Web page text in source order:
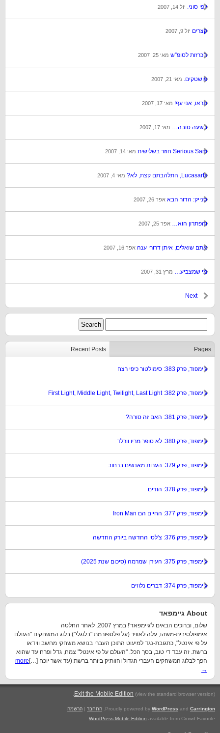
יופי סוני. יול 14, 2007
קצרים יול 9, 2007
הכרזות לסופ”ש מאי 25, 2007
פושטקים. מאי 21, 2007
תראו, אני עף! מאי 17, 2007
בשעה טובה… מאי 17, 2007
Serious Sam חוזר בשלישית מאי 14, 2007
Lucasarts, התלהבתם קצת, לא? מאי 4, 2007
סנייק: הדור הבא אפר 26, 2007
והפתרון הוא… אפר 25, 2007
אתם שואלים, איתן דרורי ענה אפר 16, 2007
מי שמצביע… מרץ 31, 2007
Next
Recent Posts Pages
גיימפוד, פרק 383: סימולטור כיפי רצח
גיימפוד, פרק 382: First Light, Middle Light, Twilight, Last Light
גיימפוד, פרק 381: האם זה סורה?
גיימפוד, פרק 380: לא סופר מריו וורלד
גיימפוד, פרק 379: הערות מאנשים ברחוב
גיימפוד, פרק 378: הודים
גיימפוד, פרק 377: החיים הם Iron Man
גיימפוד, פרק 376: צ'לסי החדשה ביורק החדשה
גיימפוד, פרק 375: העידן שמרמה (סיכום שנת 2025)
גיימפוד, פרק 374: דברים נלוזים
About גיימפאד
שלום, וברוכים הבאים ל'גיימפאד'! במרץ 2007, לאחר החלטה
אימפולסיבית-משהו, עלה לאוויר (על פלטפורמת "בלוגלי") בלוג המשחקים "העולם
על פי אינטל", כתגובת-נגד למיעוט התוכן העברי בנושא משחקי מחשב ווידאו
ברשת. זה עבד די טוב, בסך הכל. "העולם על פי אינטל" צמח, גדל ופרח עד שהוא
הפך לבלוג המשחקים העברי הגדול והוותיק ביותר ברשת (עד אשר יוכח […] more
→
Exit the Mobile Edition (view the standard browser version)
.
Proudly powered by WordPress and Carrington התחבר | הרשמה
WordPress Mobile Edition available from Crowd Favorite.